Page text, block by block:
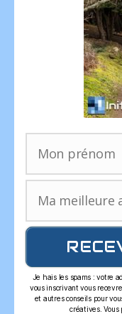
Je hais les spams : votre
vous inscrivant vous
et autres conseils pour
créatives. Vous